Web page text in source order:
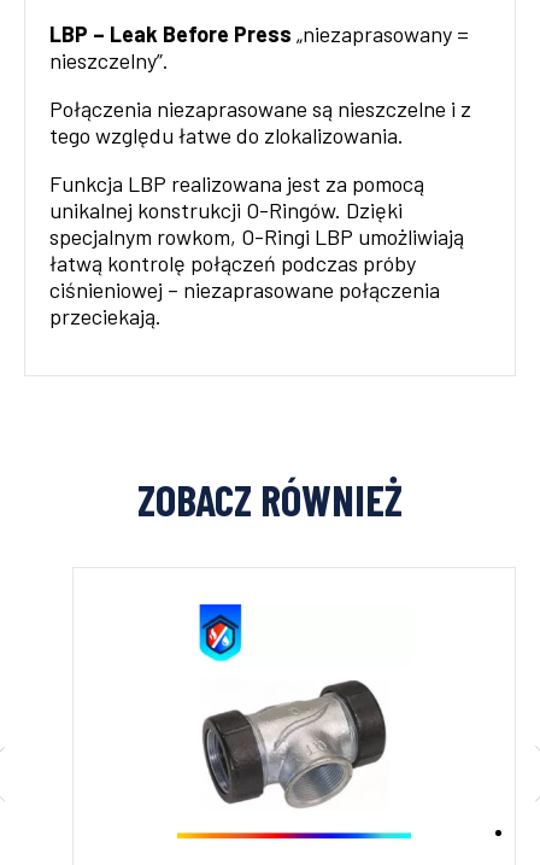
LBP – Leak Before Press „niezaprasowany =
nieszczelny”.
Połączenia niezaprasowane są nieszczelne i z
tego względu łatwe do zlokalizowania.
Funkcja LBP realizowana jest za pomocą
unikalnej konstrukcji O-Ringów. Dzięki
specjalnym rowkom, O-Ringi LBP umożliwiają
łatwą kontrolę połączeń podczas próby
ciśnieniowej – niezaprasowane połączenia
przeciekają.
ZOBACZ RÓWNIEŻ